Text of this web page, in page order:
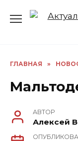
ГЛАВНАЯ »
АВТОР
Алексей